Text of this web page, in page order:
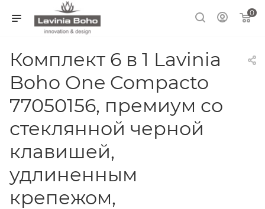
0
Комплект 6 в 1 Lavinia
Boho One Compacto
77050156, премиум со
стеклянной черной
клавишей,
удлиненным
крепежом,